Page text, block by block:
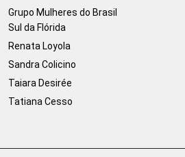
Grupo Mulheres do Brasil
Sul da Flórida
Renata Loyola
Sandra Colicino
Taiara Desirée
Tatiana Cesso